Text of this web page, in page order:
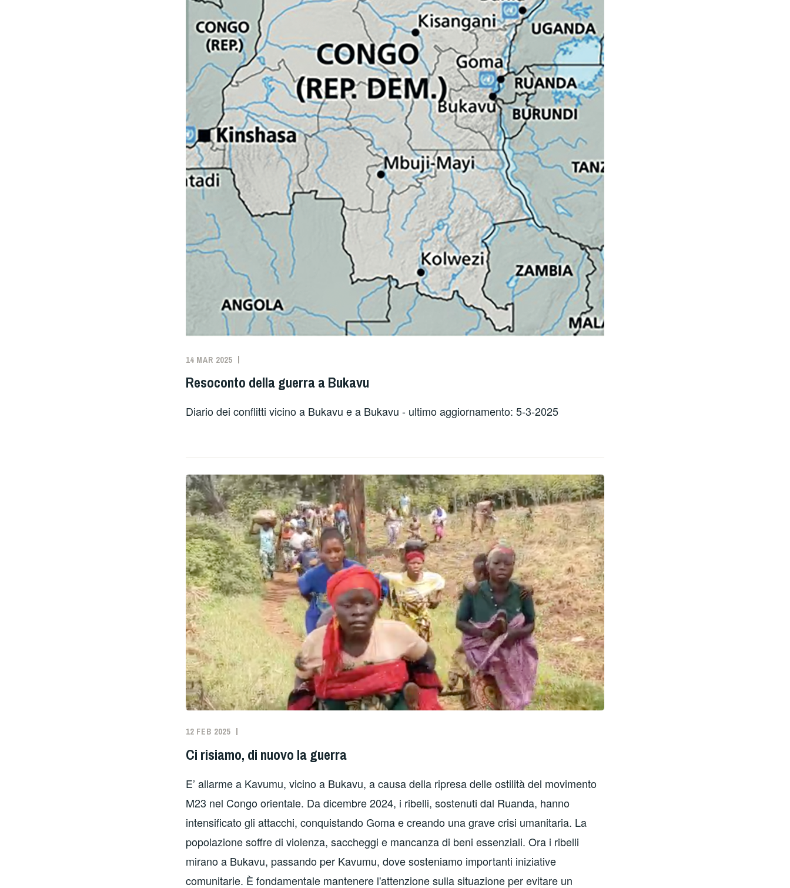
14 MAR 2025
Resoconto della guerra a Bukavu
Diario dei conflitti vicino a Bukavu e a Bukavu - ultimo aggiornamento: 5-3-2025
12 FEB 2025
Ci risiamo, di nuovo la guerra
E’ allarme a Kavumu, vicino a Bukavu, a causa della ripresa delle ostilità del movimento
M23 nel Congo orientale. Da dicembre 2024, i ribelli, sostenuti dal Ruanda, hanno
intensificato gli attacchi, conquistando Goma e creando una grave crisi umanitaria. La
popolazione soffre di violenza, saccheggi e mancanza di beni essenziali. Ora i ribelli
mirano a Bukavu, passando per Kavumu, dove sosteniamo importanti iniziative
comunitarie. È fondamentale mantenere l'attenzione sulla situazione per evitare un